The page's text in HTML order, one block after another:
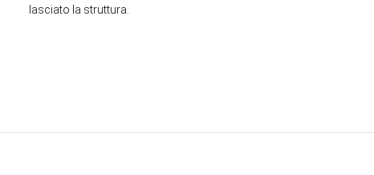
lasciato la struttura.